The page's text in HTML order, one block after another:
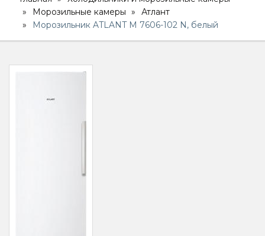
Морозильные камеры
Атлант
Морозильник ATLANT М 7606-102 N, белый